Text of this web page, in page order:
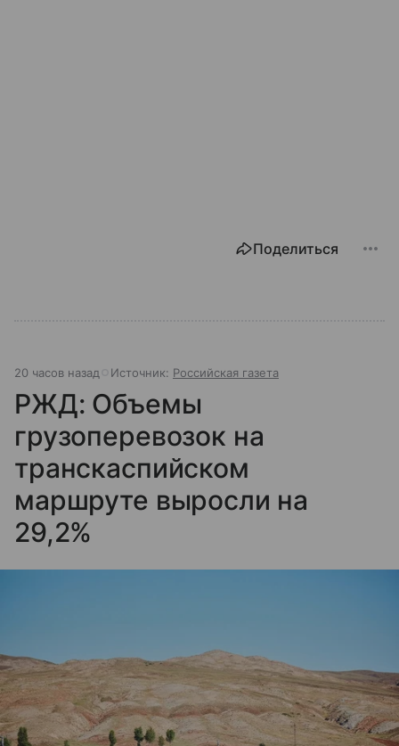
Поделиться
20 часов назад Источник: Российская газета
РЖД: Объемы
грузоперевозок на
транскаспийском
маршруте выросли на
29,2%